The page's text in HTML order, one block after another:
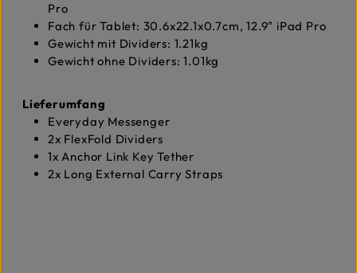
Pro
Fach für Tablet: 30.6x22.1x0.7cm, 12.9" iPad Pro
Gewicht mit Dividers: 1.21kg
Gewicht ohne Dividers: 1.01kg
Lieferumfang
Everyday Messenger
2x FlexFold Dividers
1x Anchor Link Key Tether
2x Long External Carry Straps